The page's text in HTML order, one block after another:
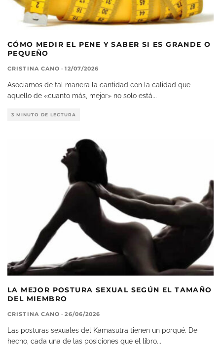
CÓMO MEDIR EL PENE Y SABER SI ES GRANDE O
PEQUEÑO
CRISTINA CANO · 12/07/2026
Asociamos de tal manera la cantidad con la calidad que
aquello de «cuanto más, mejor» no solo está...
3 MINUTO DE LECTURA
LA MEJOR POSTURA SEXUAL SEGÚN EL TAMAÑO
DEL MIEMBRO
CRISTINA CANO · 26/06/2026
Las posturas sexuales del Kamasutra tienen un porqué. De
hecho, cada una de las posiciones que el libro...